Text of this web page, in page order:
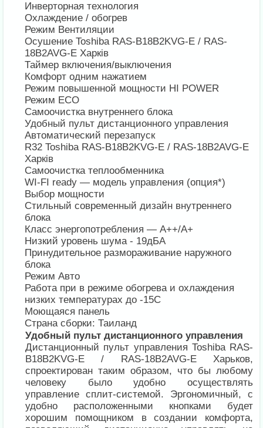
Инверторная технология
Охлаждение / обогрев
Режим Вентиляции
Осушение Toshiba RAS-B18B2KVG-E / RAS-
18B2AVG-E Харків
Таймер включения/выключения
Комфорт одним нажатием
Режим повышенной мощности HI POWER
Режим ECO
Самоочистка внутреннего блока
Удобный пульт дистанционного управления
Автоматический перезапуск
R32 Toshiba RAS-B18B2KVG-E / RAS-18B2AVG-E
Харків
Самоочистка теплообменника
WI-FI ready — модель управления (опция*)
Выбор мощности
Стильный современный дизайн внутреннего
блока
Класс энергопотребления — А++/А+
Низкий уровень шума - 19дБА
Принудительное размораживание наружного
блока
Режим Авто
Работа при в режиме обогрева и охлаждения
низких температурах до -15С
Моющаяся панель
Страна сборки: Таиланд
Удобный пульт дистанционного управления
Дистанционный пульт управления Toshiba RAS-
B18B2KVG-E / RAS-18B2AVG-E Харьков,
спроектирован таким образом, что бы любому
человеку было удобно осуществлять
управление сплит-системой. Эргономичный, с
удобно расположенными кнопками будет
хорошим помощником в создании комфорта,